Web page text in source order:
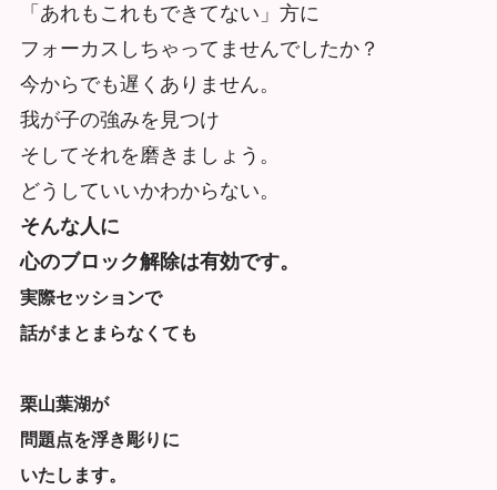
「あれもこれもできてない」方に
フォーカスしちゃってませんでしたか？
今からでも遅くありません。
我が子の強みを見つけ
そしてそれを磨きましょう。
どうしていいかわからない。
そんな人に
心のブロック解除は有効です。
実際セッションで
話がまとまらなくても
栗山葉湖が
問題点を浮き彫りに
いたします。